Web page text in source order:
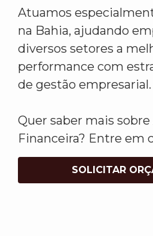
Atuamos
na Bahia, ajudando
diversos setores a
performance com
de gestão empresarial.
Quer saber mais sobre
Financeira? Entre em
SOLICITAR